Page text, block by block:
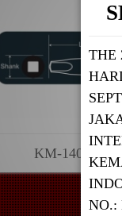
KM-14072
THE
NO.: